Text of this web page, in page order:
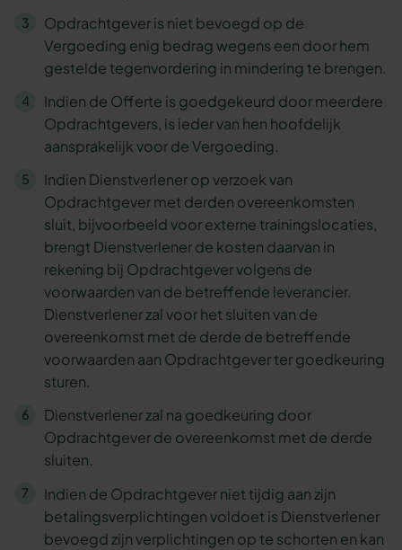
Opdrachtgever is niet bevoegd op de
Vergoeding enig bedrag wegens een door hem
gestelde tegenvordering in mindering te brengen.
Indien de Offerte is goedgekeurd door meerdere
Opdrachtgevers, is ieder van hen hoofdelijk
aansprakelijk voor de Vergoeding.
Indien Dienstverlener op verzoek van
Opdrachtgever met derden overeenkomsten
sluit, bijvoorbeeld voor externe trainingslocaties,
brengt Dienstverlener de kosten daarvan in
rekening bij Opdrachtgever volgens de
voorwaarden van de betreffende leverancier.
Dienstverlener zal voor het sluiten van de
overeenkomst met de derde de betreffende
voorwaarden aan Opdrachtgever ter goedkeuring
sturen.
Dienstverlener zal na goedkeuring door
Opdrachtgever de overeenkomst met de derde
sluiten.
Indien de Opdrachtgever niet tijdig aan zijn
betalingsverplichtingen voldoet is Dienstverlener
bevoegd zijn verplichtingen op te schorten en kan